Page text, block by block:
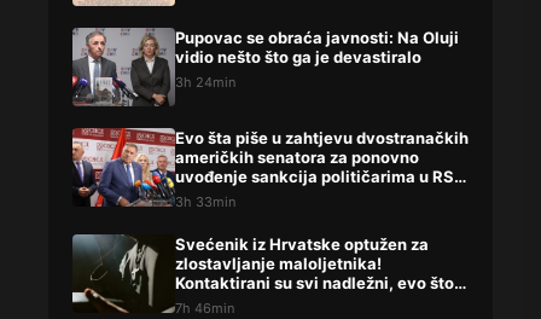
Pupovac se obraća javnosti: Na Oluji
vidio nešto što ga je devastiralo
3h 24min
Evo šta piše u zahtjevu dvostranačkih
američkih senatora za ponovno
uvođenje sankcija političarima u RS-
u
3h 33min
Svećenik iz Hrvatske optužen za
zlostavljanje maloljetnika!
Kontaktirani su svi nadležni, evo što
su rekli
7h 46min